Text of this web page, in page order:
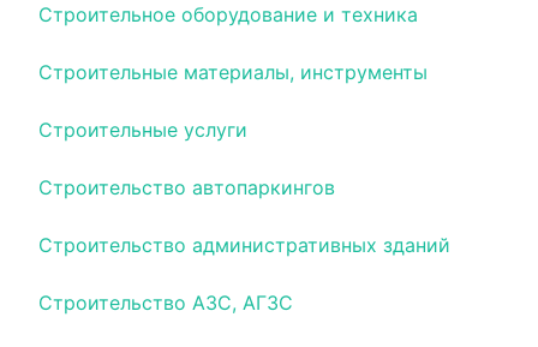
Строительное оборудование и техника
Строительные материалы, инструменты
Строительные услуги
Строительство автопаркингов
Строительство административных зданий
Строительство АЗС, АГЗС